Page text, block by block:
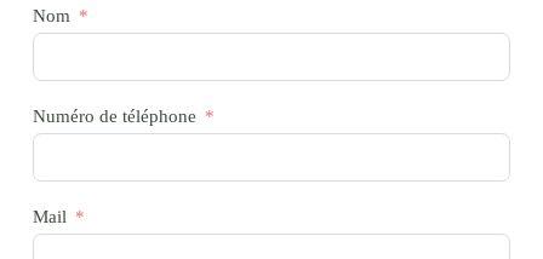
Nom
Numéro de téléphone
Mail